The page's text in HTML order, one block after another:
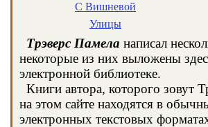
С Вишневой
Улицы
Трэверс Памела написал
некоторые из них выложены
электронной библиотеке.
Книги автора, которого зовут
на этом сайте находятся в
электронных текстовых